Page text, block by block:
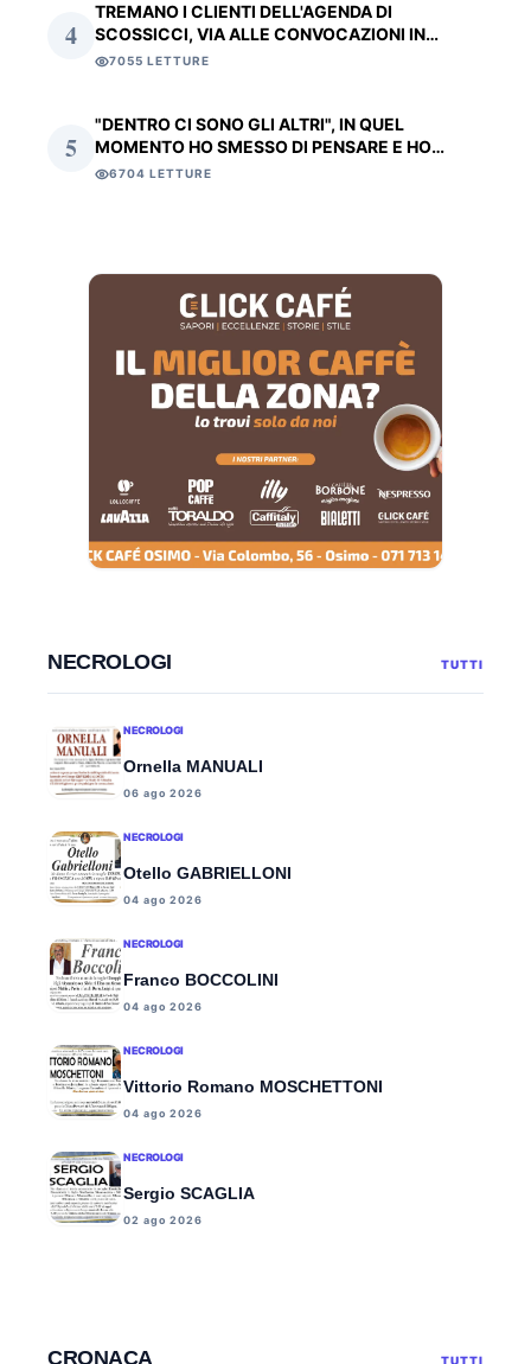
4
TREMANO I CLIENTI DELL'AGENDA DI
SCOSSICCI, VIA ALLE CONVOCAZIONI IN
CASERMA: CACCIATORI A RISCHIO LICENZA E
7055 LETTURE
5
"DENTRO CI SONO GLI ALTRI", IN QUEL
MOMENTO HO SMESSO DI PENSARE E HO
AFFRONTATO LE FIAMME
6704 LETTURE
NECROLOGI TUTTI
NECROLOGI
Ornella MANUALI
06 ago 2026
NECROLOGI
Otello GABRIELLONI
04 ago 2026
NECROLOGI
Franco BOCCOLINI
04 ago 2026
NECROLOGI
Vittorio Romano MOSCHETTONI
04 ago 2026
NECROLOGI
Sergio SCAGLIA
02 ago 2026
CRONACA TUTTI